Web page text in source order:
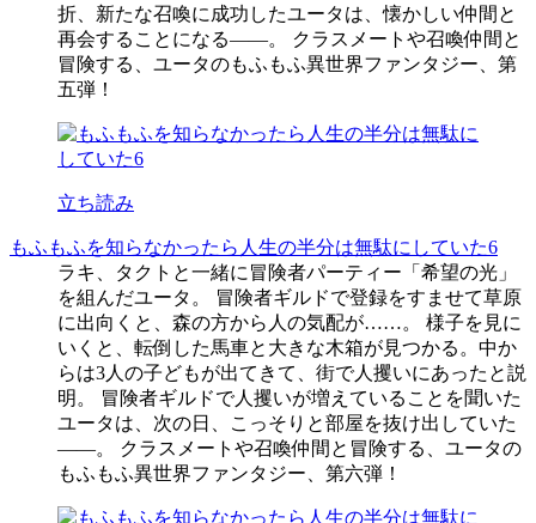
折、新たな召喚に成功したユータは、懐かしい仲間と
再会することになる――。 クラスメートや召喚仲間と
冒険する、ユータのもふもふ異世界ファンタジー、第
五弾！
立ち読み
もふもふを知らなかったら人生の半分は無駄にしていた6
ラキ、タクトと一緒に冒険者パーティー「希望の光」
を組んだユータ。 冒険者ギルドで登録をすませて草原
に出向くと、森の方から人の気配が……。 様子を見に
いくと、転倒した馬車と大きな木箱が見つかる。中か
らは3人の子どもが出てきて、街で人攫いにあったと説
明。 冒険者ギルドで人攫いが増えていることを聞いた
ユータは、次の日、こっそりと部屋を抜け出していた
――。 クラスメートや召喚仲間と冒険する、ユータの
もふもふ異世界ファンタジー、第六弾！